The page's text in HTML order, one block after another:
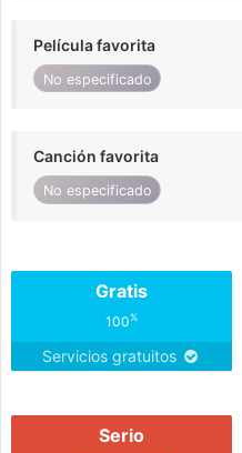
Película favorita
No especificado
Canción favorita
No especificado
Gratis
100%
Servicios gratuitos
Serio